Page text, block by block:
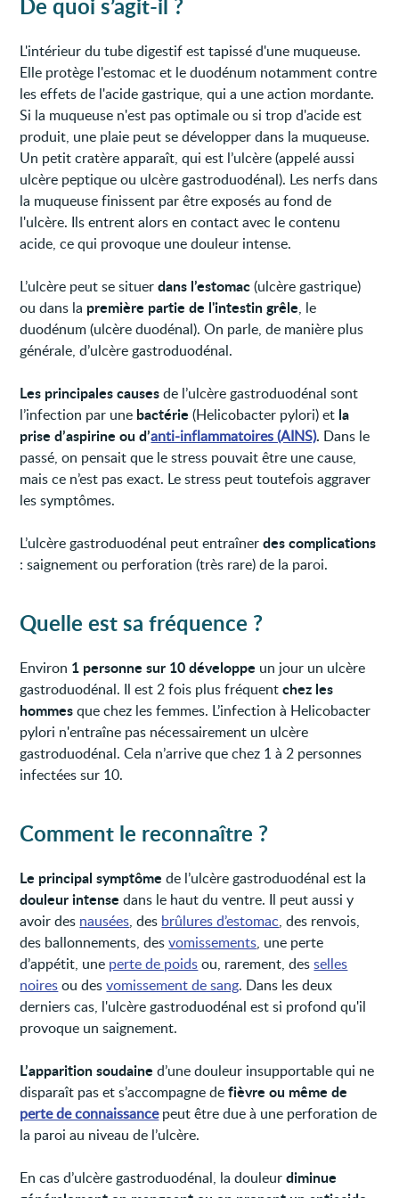
L'intérieur du tube digestif est tapissé d'une muqueuse.
Elle protège l'estomac et le duodénum notamment contre
les effets de l'acide gastrique, qui a une action mordante.
Si la muqueuse n'est pas optimale ou si trop d'acide est
produit, une plaie peut se développer dans la muqueuse.
Un petit cratère apparaît, qui est l’ulcère (appelé aussi
ulcère peptique ou ulcère gastroduodénal). Les nerfs dans
la muqueuse finissent par être exposés au fond de
l'ulcère. Ils entrent alors en contact avec le contenu
acide, ce qui provoque une douleur intense.
L’ulcère peut se situerdans l’estomac(ulcère gastrique)
ou dans la première partie de l'intestin grêle, le
duodénum (ulcère duodénal). On parle, de manière plus
générale, d’ulcère gastroduodénal.
Les principales causesde l’ulcère gastroduodénal sont
l’infection par une bactérie (Helicobacter pylori) et la
prise d’aspirine ou d’anti-inflammatoires (AINS). Dans le
passé, on pensait que le stress pouvait être une cause,
mais ce n’est pas exact. Le stress peut toutefois aggraver
les symptômes.
L’ulcère gastroduodénal peut entraînerdes complications
: saignement ou perforation (très rare) de la paroi.
Quelle est sa fréquence ?
Environ 1 personne sur 10 développe un jour un ulcère
gastroduodénal. Il est 2 fois plus fréquentchez les
hommesque chez les femmes. L’infection à Helicobacter
pylori n'entraîne pas nécessairement un ulcère
gastroduodénal. Cela n’arrive que chez 1 à 2 personnes
infectées sur 10.
Comment le reconnaître ?
Le principal symptôme de l’ulcère gastroduodénal est la
douleur intense dans le haut du ventre. Il peut aussi y
avoir des nausées, des brûlures d’estomac, des renvois,
des ballonnements, desvomissements, une perte
d’appétit, une perte de poidsou, rarement, desselles
noiresou desvomissement de sang. Dans les deux
derniers cas, l'ulcère gastroduodénal est si profond qu'il
provoque un saignement.
L’apparition soudaine d’une douleur insupportable qui ne
disparaît pas et s’accompagne defièvre ou même de
perte de connaissancepeut être due à une perforation de
la paroi au niveau de l’ulcère.
En cas d’ulcère gastroduodénal, la douleurdiminue